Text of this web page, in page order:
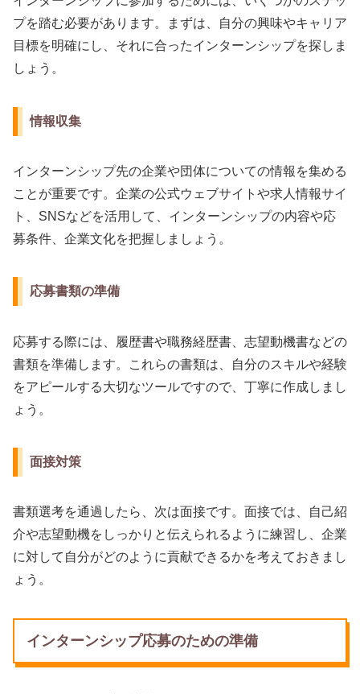
プを踏む必要があります。まずは、自分の興味やキャリア
目標を明確にし、それに合ったインターンシップを探しま
しょう。
情報収集
インターンシップ先の企業や団体についての情報を集める
ことが重要です。企業の公式ウェブサイトや求人情報サイ
ト、SNSなどを活用して、インターンシップの内容や応
募条件、企業文化を把握しましょう。
応募書類の準備
応募する際には、履歴書や職務経歴書、志望動機書などの
書類を準備します。これらの書類は、自分のスキルや経験
をアピールする大切なツールですので、丁寧に作成しまし
ょう。
面接対策
書類選考を通過したら、次は面接です。面接では、自己紹
介や志望動機をしっかりと伝えられるように練習し、企業
に対して自分がどのように貢献できるかを考えておきまし
ょう。
インターンシップ応募のための準備